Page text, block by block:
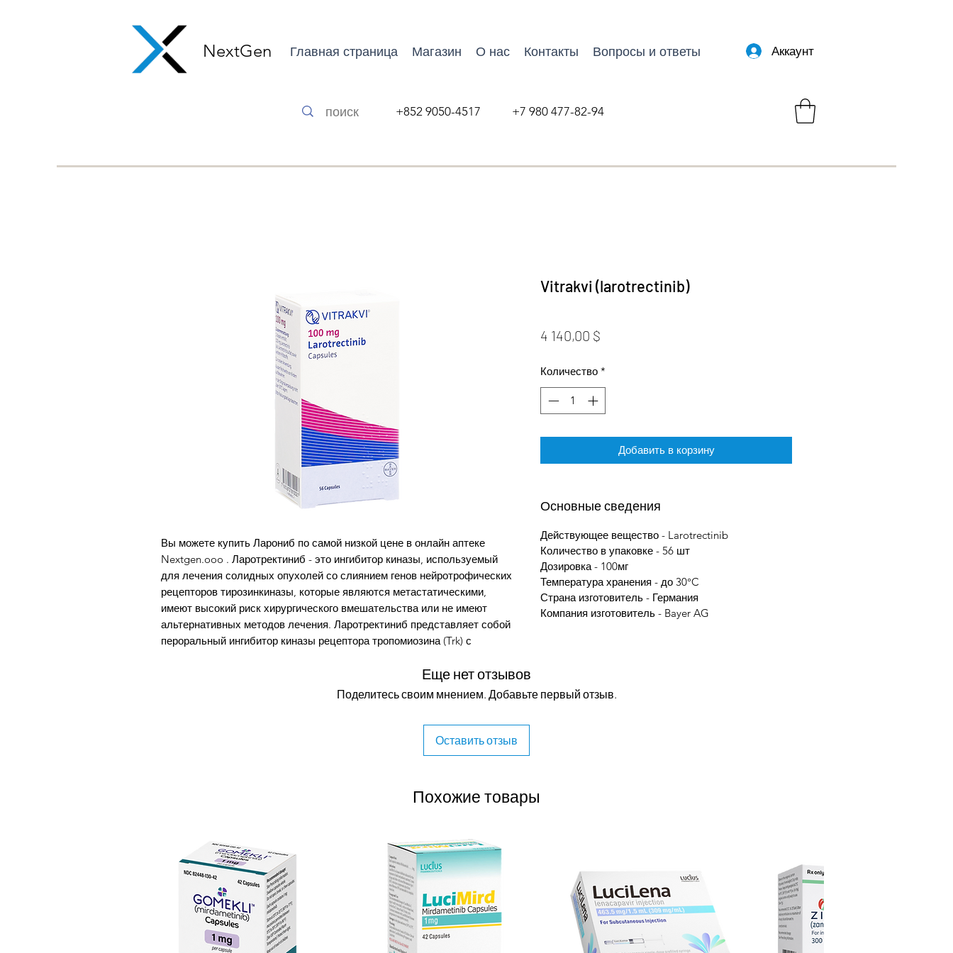
NextGen Главная страница Магазин О нас Контакты Вопросы и ответы Аккаунт
+852 9050-4517 +7 980 477-82-94
Вы можете купить Ларониб по самой низкой цене в онлайн аптеке
Nextgen.ooo . Ларотректиниб - это ингибитор киназы, используемый
для лечения солидных опухолей со слиянием генов нейротрофических
рецепторов тирозинкиназы, которые являются метастатическими,
имеют высокий риск хирургического вмешательства или не имеют
альтернативных методов лечения. Ларотректиниб представляет собой
пероральный ингибитор киназы рецептора тропомиозина (Trk) с
введения ларотректиниб связывается с Trk, тем самым предотвращая
взаимодействие нейротрофин-Trk и активацию Trk, что приводит как к
опухолях, которые сверхэкспрессируют Trk. Trk, рецепторная
тирозинкиназа, активируемая нейротрофинами, мутирует в различных
типах раковых клеток и играет важную роль в росте и выживании
Первоначально обнаруженный Array BioPharma, агент был в конечном
итоге лицензирован Loxo Oncology в 2013 году. Ларотректиниб - еще
один пример инновационных новых лекарств для лечения рака,
нацеленных на ключевые, конкретные генетические биомаркеры,
вызывающие рак, а не на определенные типы опухолей.
Vitrakvi (larotrectinib)
4 140,00 $
Количество *
Добавить в корзину
Основные сведения
Действующее вещество - Larotrectinib
Количество в упаковке - 56 шт
Дозировка - 100мг
Температура хранения - до 30°C
Страна изготовитель - Германия
Компания изготовитель - Bayer AG
Еще нет отзывов
Поделитесь своим мнением. Добавьте первый отзыв.
Оставить отзыв
Похожие товары